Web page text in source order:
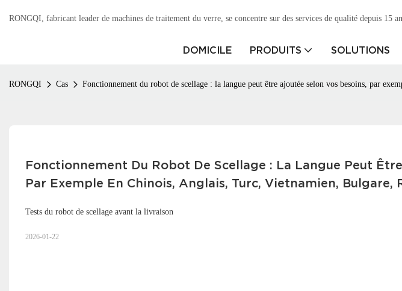
RONGQI, fabricant leader de machines de traitement du verre, se concentre sur des services de qualité depuis 15
DOMICILE PRODUITS SOLUTIONS
RONGQI Cas Fonctionnement du robot de scellage : la langue peut être ajoutée selon vos besoins, par
Fonctionnement Du Robot De Scellage : La Langue Peut
Par Exemple En Chinois, Anglais, Turc, Vietnamien, Bulgare,
Tests du robot de scellage avant la livraison
2026-01-22